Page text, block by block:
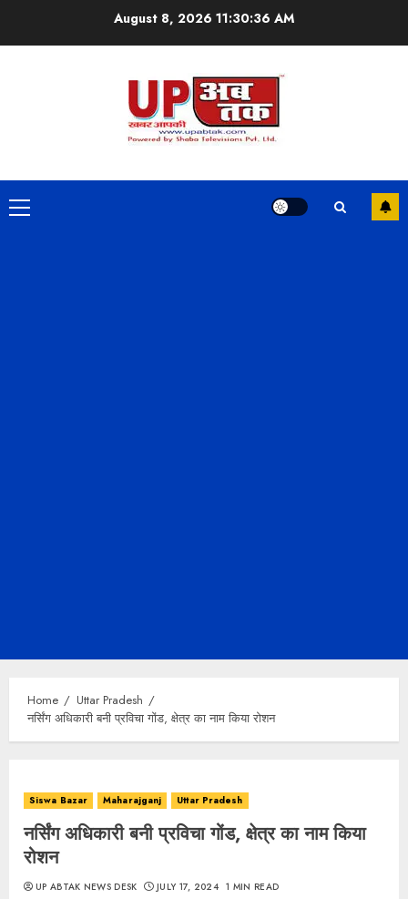
August 8, 202611:30:37 AM
Primary
Home
Uttar Pradesh
नर्सिंग अधिकारी बनी प्रविचा गोंड, क्षेत्र का नाम किया रोशन
Siswa Bazar Maharajganj Uttar Pradesh
नर्सिंग अधिकारी बनी प्रविचा गोंड, क्षेत्र का नाम किया
रोशन
UP ABTAK NEWS DESK JULY 17, 2024 1 MIN READ